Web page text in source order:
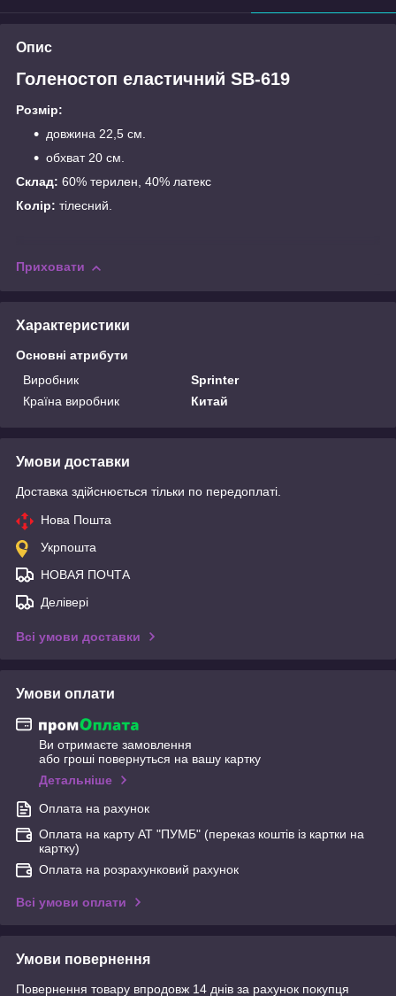
Опис
Голеностоп еластичний SB-619
Розмір:
довжина 22,5 см.
обхват 20 см.
Склад: 60% терилен, 40% латекс
Колір: тілесний.
Приховати
Характеристики
Основні атрибути
Виробник
Sprinter
Країна виробник
Китай
Умови доставки
Доставка здійснюється тільки по передоплаті.
Нова Пошта
Укрпошта
НОВАЯ ПОЧТА
Делівері
Всі умови доставки
Умови оплати
Ви отримаєте замовлення
або гроші повернуться на вашу картку
Детальніше
Оплата на рахунок
Оплата на карту АТ "ПУМБ" (переказ коштів із картки на
картку)
Оплата на розрахунковий рахунок
Всі умови оплати
Умови повернення
Повернення товару впродовж 14 днів за рахунок покупця